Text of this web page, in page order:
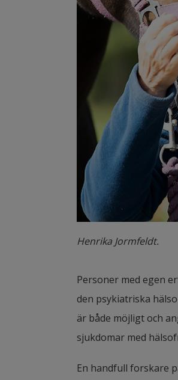
Henrika Jormfeldt.
Personer med egen
den psykiatriska
är både möjligt och
sjukdomar med
En handfull forskare